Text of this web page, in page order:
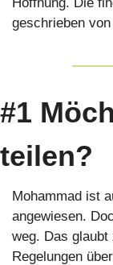
geschrieben
#1
teilen?
Mohammad ist
angewiesen.
weg. Das
Regelungen über